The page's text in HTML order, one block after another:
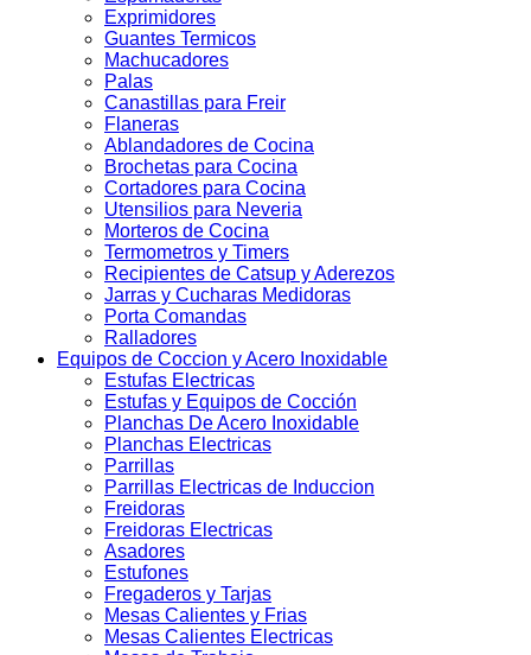
Exprimidores
Guantes Termicos
Machucadores
Palas
Canastillas para Freir
Flaneras
Ablandadores de Cocina
Brochetas para Cocina
Cortadores para Cocina
Utensilios para Neveria
Morteros de Cocina
Termometros y Timers
Recipientes de Catsup y Aderezos
Jarras y Cucharas Medidoras
Porta Comandas
Ralladores
Equipos de Coccion y Acero Inoxidable
Estufas Electricas
Estufas y Equipos de Cocción
Planchas De Acero Inoxidable
Planchas Electricas
Parrillas
Parrillas Electricas de Induccion
Freidoras
Freidoras Electricas
Asadores
Estufones
Fregaderos y Tarjas
Mesas Calientes y Frias
Mesas Calientes Electricas